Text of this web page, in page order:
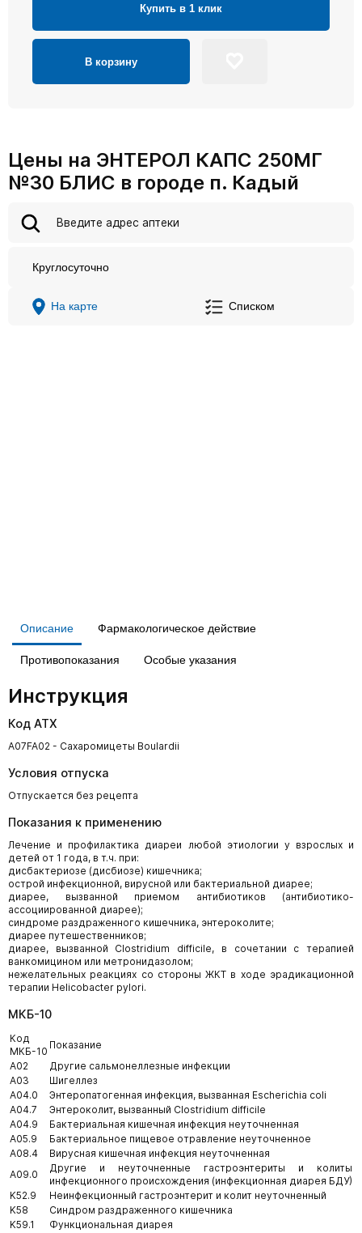
Купить в 1 клик
В корзину
Цены на ЭНТЕРОЛ КАПС 250МГ
№30 БЛИС в городе п. Кадый
Круглосуточно
На карте Списком
Описание Фармакологическое действие
Противопоказания Особые указания
Инструкция
Код АТХ
A07FA02 - Сахаромицеты Boulardii
Условия отпуска
Отпускается без рецепта
Показания к применению
Лечение и профилактика диареи любой этиологии у взрослых и
детей от 1 года, в т.ч. при:
дисбактериозе (дисбиозе) кишечника;
острой инфекционной, вирусной или бактериальной диарее;
диарее, вызванной приемом антибиотиков (антибиотико-
ассоциированной диарее);
синдроме раздраженного кишечника, энтероколите;
диарее путешественников;
диарее, вызванной Clostridium difficile, в сочетании с терапией
ванкомицином или метронидазолом;
нежелательных реакциях со стороны ЖКТ в ходе эрадикационной
терапии Helicobacter pylori.
МКБ-10
Код
МКБ-10
Показание
A02
Другие сальмонеллезные инфекции
A03
Шигеллез
A04.0
Энтеропатогенная инфекция, вызванная Escherichia coli
A04.7
Энтероколит, вызванный Clostridium difficile
A04.9
Бактериальная кишечная инфекция неуточненная
A05.9
Бактериальное пищевое отравление неуточненное
A08.4
Вирусная кишечная инфекция неуточненная
A09.0
Другие и неуточненные гастроэнтериты и колиты
инфекционного происхождения (инфекционная диарея БДУ)
K52.9
Неинфекционный гастроэнтерит и колит неуточненный
K58
Синдром раздраженного кишечника
K59.1
Функциональная диарея